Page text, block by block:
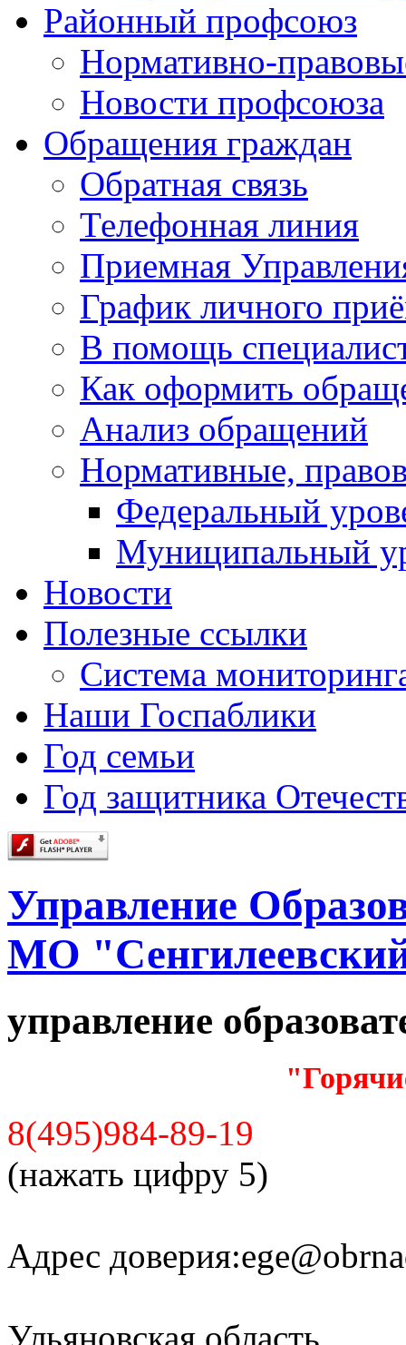
Районный профсоюз
Нормативно-
Новости профсоюза
Обращения граждан
Обратная связь
Телефонная линия
Приемная
График личного
В помощь
Как оформить
Анализ обращений
Нормативные,
Федеральный
Муниципальный
Новости
Полезные ссылки
Система
Наши Госпаблики
Год семьи
Год защитника
Управление
МО
управление
8(495)984-89-19
(нажать цифру 5)
Адрес доверия:
Ульяновская область